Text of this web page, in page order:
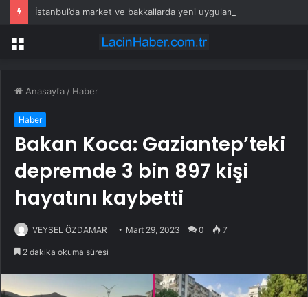
Menü
Anasayfa / Haber
Haber
Bakan Koca: Gaziantep’teki
depremde 3 bin 897 kişi
hayatını kaybetti
VEYSEL ÖZDAMAR Mart 29, 2023 0 7
2 dakika okuma süresi